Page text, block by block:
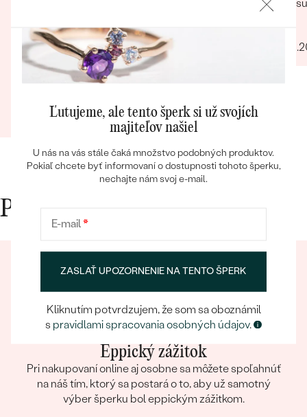
Bestsellery
OBJAVIŤ
Bezproblemova komunikácia Ústretovosť
voci poziadavkam zakaznika Prehladny a
zrozumiteny e-shop Cenovo
dostupne/primerane Zakaznicka podpora
ludsky pristup zamestnancov
08.03.2024
Zobraziť celú recenziu
co je
fotka
Prečo nakupovať v Eppi
Eppický zážitok
Pri nakupovaní online aj osobne sa môžete spoľahnúť
na náš tím, ktorý sa postará o to, aby už samotný
výber šperku bol eppickým zážitkom.
Ľutujeme, ale tento šperk si už svojích
majiteľov našiel
U nás na vás stále čaká množstvo podobných produktov.
Pokiaľ chcete byť informovaní o dostupnosti tohoto šperku,
nechajte nám svoj e-mail.
E-mail*
ZASLAŤ UPOZORNENIE NA TENTO ŠPERK
Kliknutím potvrdzujem, že som sa oboznámil
s pravidlami spracovania osobných údajov.